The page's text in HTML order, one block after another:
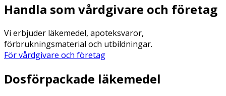
Handla som vårdgivare och företag
Vi erbjuder läkemedel, apoteksvaror,
förbrukningsmaterial och utbildningar.
För vårdgivare och företag
Dosförpackade läkemedel